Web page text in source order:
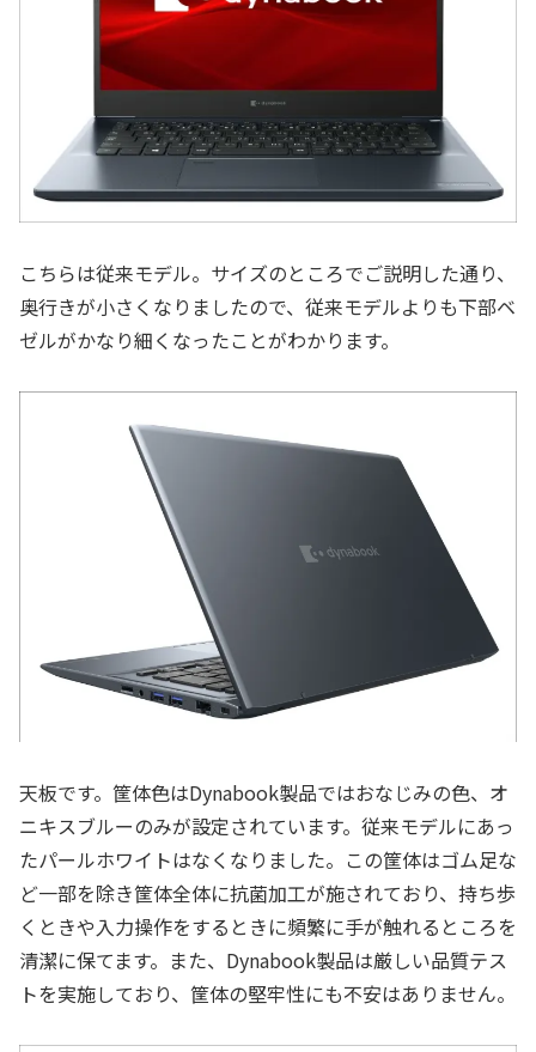
こちらは従来モデル。サイズのところでご説明した通り、
奥行きが小さくなりましたので、従来モデルよりも下部ベ
ゼルがかなり細くなったことがわかります。
天板です。筐体色はDynabook製品ではおなじみの色、オ
ニキスブルーのみが設定されています。従来モデルにあっ
たパールホワイトはなくなりました。この筐体はゴム足な
ど一部を除き筐体全体に抗菌加工が施されており、持ち歩
くときや入力操作をするときに頻繁に手が触れるところを
清潔に保てます。また、Dynabook製品は厳しい品質テス
トを実施しており、筐体の堅牢性にも不安はありません。